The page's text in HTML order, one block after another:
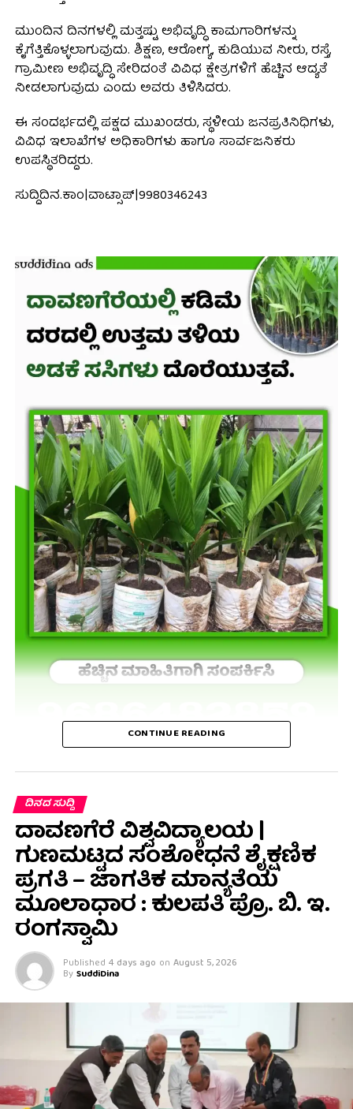
ಮುಂದಿನ ದಿನಗಳಲ್ಲಿ ಮತ್ತಷ್ಟು ಅಭಿವೃದ್ಧಿ ಕಾಮಗಾರಿಗಳನ್ನು
ಕೈಗೆತ್ತಿಕೊಳ್ಳಲಾಗುವುದು. ಶಿಕ್ಷಣ, ಆರೋಗ್ಯ, ಕುಡಿಯುವ ನೀರು, ರಸ್ತೆ,
ಗ್ರಾಮೀಣ ಅಭಿವೃದ್ಧಿ ಸೇರಿದಂತೆ ವಿವಿಧ ಕ್ಷೇತ್ರಗಳಿಗೆ ಹೆಚ್ಚಿನ ಆದ್ಯತೆ
ನೀಡಲಾಗುವುದು ಎಂದು ಅವರು ತಿಳಿಸಿದರು.
ಈ ಸಂದರ್ಭದಲ್ಲಿ ಪಕ್ಷದ ಮುಖಂಡರು, ಸ್ಥಳೀಯ ಜನಪ್ರತಿನಿಧಿಗಳು,
ವಿವಿಧ ಇಲಾಖೆಗಳ ಅಧಿಕಾರಿಗಳು ಹಾಗೂ ಸಾರ್ವಜನಿಕರು
ಉಪಸ್ಥಿತರಿದ್ದರು.
ಸುದ್ದಿದಿನ.ಕಾಂ|ವಾಟ್ಸಾಪ್|9980346243
CONTINUE READING
ದಿನದ ಸುದ್ದಿ
ದಾವಣಗೆರೆ ವಿಶ್ವವಿದ್ಯಾಲಯ |
ಗುಣಮಟ್ಟದ ಸಂಶೋಧನೆ ಶೈಕ್ಷಣಿಕ
ಪ್ರಗತಿ – ಜಾಗತಿಕ ಮಾನ್ಯತೆಯ
ಮೂಲಾಧಾರ : ಕುಲಪತಿ ಪ್ರೊ. ಬಿ. ಇ.
ರಂಗಸ್ವಾಮಿ
Published 4 days ago on August 5, 2026
By SuddiDina